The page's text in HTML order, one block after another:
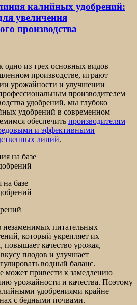
калийных удобрений:
увеличения
производства
одно из трех основных видов
производстве, играют
урожайности и улучшении
производителем
удобрений, мы глубоко
удобрений в современном
обеспечить производителям
и эффективными
линий.
базе
незаменимых питательных
который укрепляет их
повышает качество урожая,
плодов и улучшает
водный баланс.
может привести к замедлению
урожайности и качества. Поэтому
удобрениями крайне
с бедными почвами.